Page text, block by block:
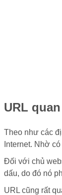
URL
Theo như các
Internet. Nhờ
Đối với chủ
dấu, do đó nó
URL cũng rất